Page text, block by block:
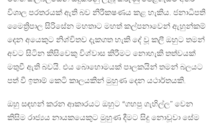
විශාල පරතරයක් ඇති බව නිරීකෂණය කළ හැකිය. ජනාධිපති
මෛත්‍රිපාල සිරිසේන මහතාට මහත් කල්පනාවෙන් ඇහුන්කම්
දෙන අයෙකුට නිශ්චිතව දැකගත හැකි දේ වූ කලී ඔහුට තමන්
අවට සිටින කිසිවෙකු විශ්වාස කිරීමට නොහැකි තත්වයක්
මතුවී ඇති බවයි. එය බොහොමයක් පාලකයින් තමන් බලයට
පත් වී ඉතාම් කෙටි කාලයකින් මුහුණ දෙන යථාර්තයකි.
ඔහු සඳහන් කරන ආකාරයට ඔහුට “ගහපු ගැහිල්ල” වෙන
කිසිම රාජ්‍යය නායකයෙකුට මුහුණ දීමට සිදු නොවූවා සේම